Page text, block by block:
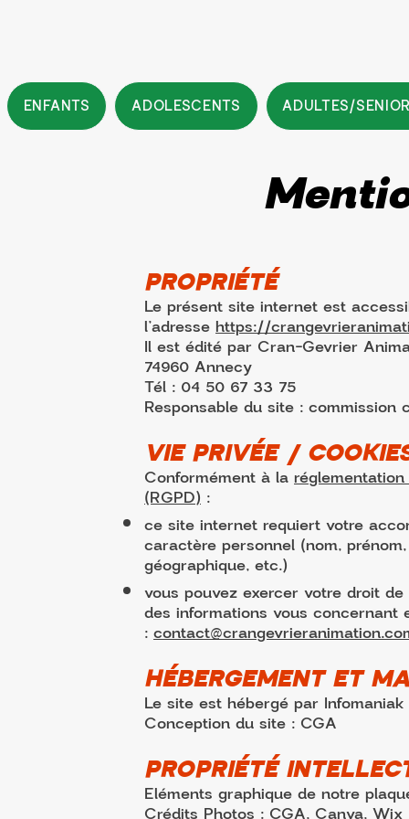
ENFANTS ADOLESCENTS ADULTES/
PROPRIÉTÉ
Le présent site internet est
l’adressehttps://
Il est édité par Cran-Gevrier
74960 Annecy
Tél : 04 50 67 33 75
Responsable du site : commission
VIE PRIVÉE /
Conformément à la
(RGPD):
ce site internet requiert votre
caractère personnel (nom,
géographique, etc.)
vous pouvez exercer votre droit
des informations vous
:
HÉBERGEMENT ET
Le site est hébergé par
Conception du site : CGA
PROPRIÉTÉ
Eléments graphique de notre